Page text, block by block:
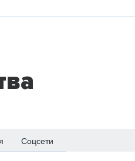
Соцсети